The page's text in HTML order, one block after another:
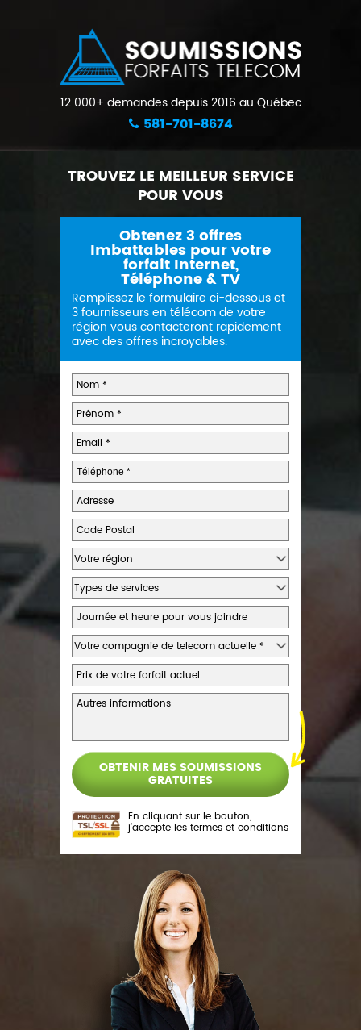
12 000+ demandes depuis 2016 au Québec
581-701-8674
TROUVEZ LE MEILLEUR SERVICE
POUR VOUS
Obtenez 3 offres
Imbattables pour votre
forfait Internet,
Téléphone & TV
Remplissez le formulaire ci-dessous et
3 fournisseurs en télécom de votre
région vous contacteront rapidement
avec des offres incroyables.
En cliquant sur le bouton,
j’accepte les termes et conditions